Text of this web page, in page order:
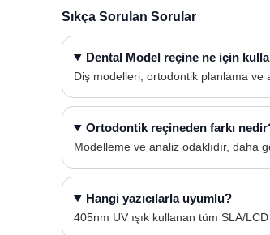
Sıkça Sorulan Sorular
Dental Model reçine ne için
Diş modelleri, ortodontik planlama ve
Ortodontik reçineden farkı
Modelleme ve analiz odaklıdır, daha
Hangi yazıcılarla uyumlu?
405nm UV ışık kullanan tüm SLA/